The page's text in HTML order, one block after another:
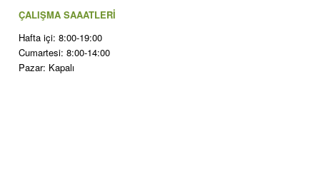
ÇALIŞMA SAAATLERİ
Hafta içi: 8:00-19:00
Cumartesi: 8:00-14:00
Pazar: Kapalı